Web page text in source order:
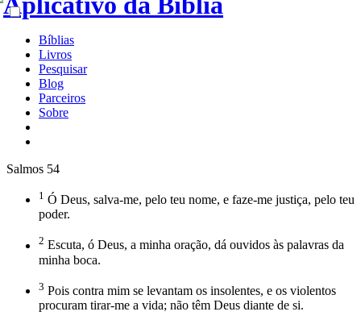
Bíblias
Livros
Pesquisar
Blog
Parceiros
Sobre
Salmos 54
1 Ó Deus, salva-me, pelo teu nome, e faze-me justiça, pelo teu
poder.
2 Escuta, ó Deus, a minha oração, dá ouvidos às palavras da
minha boca.
3 Pois contra mim se levantam os insolentes, e os violentos
procuram tirar-me a vida; não têm Deus diante de si.